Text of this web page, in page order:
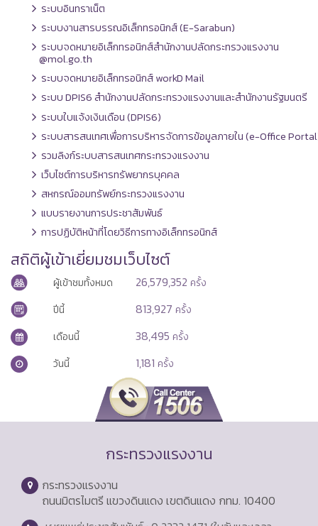
ระบบอินทราเน็ต
ระบบงานสารบรรณอิเล็กทรอนิกส์ (E-Sarabun)
ระบบจดหมายอิเล็กทรอนิกส์สำนักงานปลัดกระทรวงแรงงาน
@mol.go.th
ระบบจดหมายอิเล็กทรอนิกส์ workD Mail
ระบบ DPIS6 สำนักงานปลัดกระทรวงแรงงานและสำนักงานรัฐมนตรี
ระบบใบแจ้งเงินเดือน (DPIS6)
ระบบสารสนเทศเพื่อการบริหารจัดการข้อมูลภายใน (e-Office
รวมลิงก์ระบบสารสนเทศกระทรวงแรงงาน
เว็บไซต์การบริหารทรัพยากรบุคคล
สหกรณ์ออมทรัพย์กระทรวงแรงงาน
แบบรายงานการประชาสัมพันธ์
การปฏิบัติหน้าที่โดยวิธีการทางอิเล็กทรอนิกส์
สถิติผู้เข้าเยี่ยมชมเว็บไซต์
ผู้เข้าชมทั้งหมด 26,579,352 ครั้ง
ปีนี้
813,927 ครั้ง
เดือนนี้
38,495 ครั้ง
วันนี้
1,181 ครั้ง
กระทรวงแรงงาน
กระทรวงแรงงาน
ถนนมิตรไมตรี แขวงดินแดง เขตดินแดง กทม. 10400